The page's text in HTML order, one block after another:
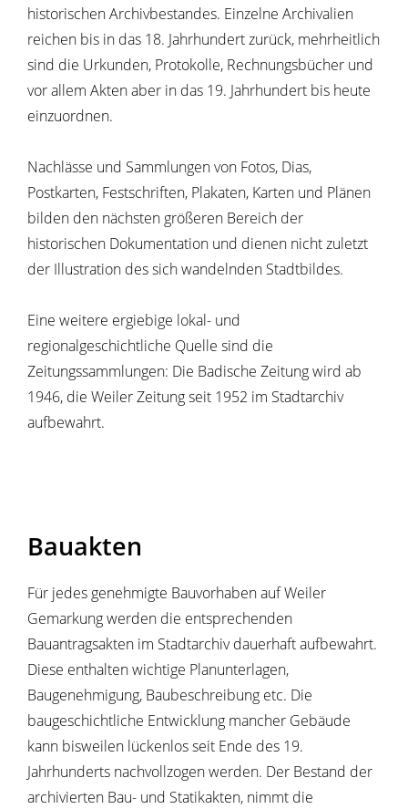
historischen Archivbestandes. Einzelne Archivalien
reichen bis in das 18. Jahrhundert zurück, mehrheitlich
sind die Urkunden, Protokolle, Rechnungsbücher und
vor allem Akten aber in das 19. Jahrhundert bis heute
einzuordnen.
Nachlässe und Sammlungen von Fotos, Dias,
Postkarten, Festschriften, Plakaten, Karten und Plänen
bilden den nächsten größeren Bereich der
historischen Dokumentation und dienen nicht zuletzt
der Illustration des sich wandelnden Stadtbildes.
Eine weitere ergiebige lokal- und
regionalgeschichtliche Quelle sind die
Zeitungssammlungen: Die Badische Zeitung wird ab
1946, die Weiler Zeitung seit 1952 im Stadtarchiv
aufbewahrt.
Bauakten
Für jedes genehmigte Bauvorhaben auf Weiler
Gemarkung werden die entsprechenden
Bauantragsakten im Stadtarchiv dauerhaft aufbewahrt.
Diese enthalten wichtige Planunterlagen,
Baugenehmigung, Baubeschreibung etc. Die
baugeschichtliche Entwicklung mancher Gebäude
kann bisweilen lückenlos seit Ende des 19.
Jahrhunderts nachvollzogen werden. Der Bestand der
archivierten Bau- und Statikakten, nimmt die